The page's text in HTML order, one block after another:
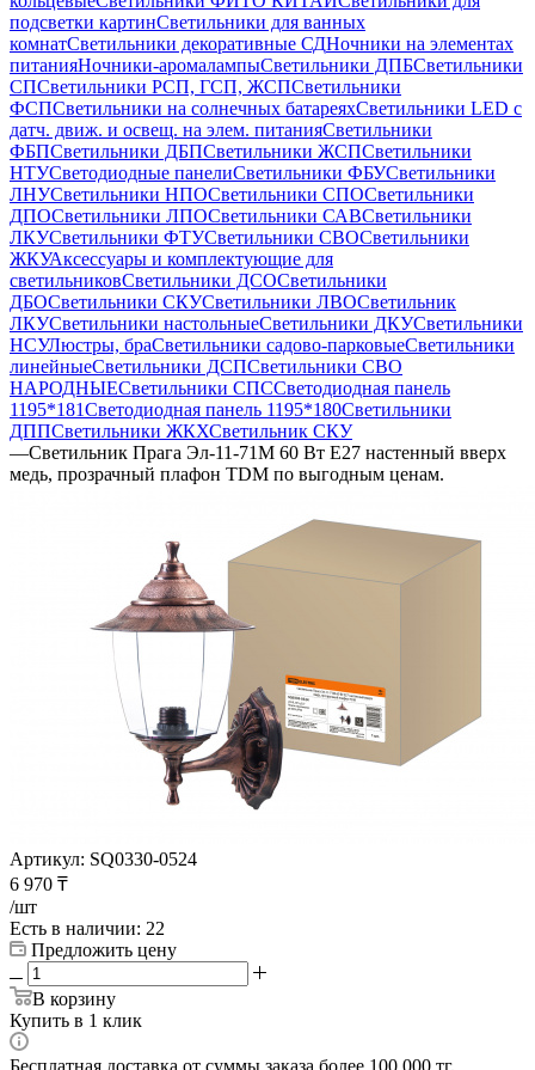
подсветки картинСветильники для ванных
комнатСветильники декоративные СДНочники на элементах
питанияНочники-аромалампыСветильники ДПБСветильники
СПСветильники РСП, ГСП, ЖСПСветильники
ФСПСветильники на солнечных батареяхСветильники LED с
датч. движ. и освещ. на элем. питанияСветильники
ФБПСветильники ДБПСветильники ЖСПСветильники
НТУСветодиодные панелиСветильники ФБУСветильники
ЛНУСветильники НПОСветильники СПОСветильники
ДПОСветильники ЛПОСветильники САВСветильники
ЛКУСветильники ФТУСветильники СВОСветильники
ЖКУАксессуары и комплектующие для
светильниковСветильники ДСОСветильники
ДБОСветильники СКУСветильники ЛВОСветильник
ЛКУСветильники настольныеСветильники ДКУСветильники
НСУЛюстры, браСветильники садово-парковыеСветильники
линейныеСветильники ДСПСветильники СВО
НАРОДНЫЕСветильники СПССветодиодная панель
1195*181Светодиодная панель 1195*180Светильники
ДППСветильники ЖКХСветильник СКУ
—Светильник Прага Эл-11-71М 60 Вт Е27 настенный вверх
медь, прозрачный плафон TDM по выгодным ценам.
Артикул: SQ0330-0524
6 970 ₸
/шт
Есть в наличии: 22
Предложить цену
В корзину
Купить в 1 клик
Бесплатная доставка от суммы заказа более 100 000 тг.